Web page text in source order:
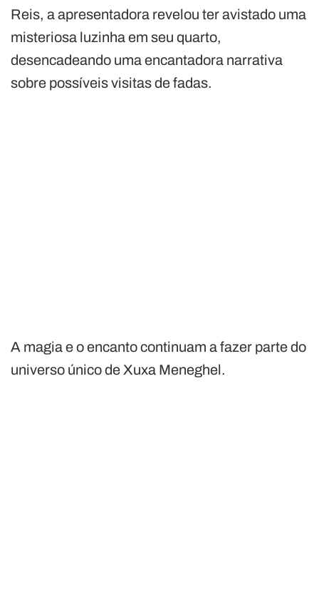
Reis, a apresentadora revelou ter avistado uma
misteriosa luzinha em seu quarto,
desencadeando uma encantadora narrativa
sobre possíveis visitas de fadas.
A magia e o encanto continuam a fazer parte do
universo único de Xuxa Meneghel.